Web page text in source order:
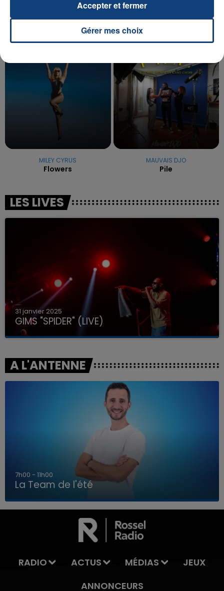
LA TEAM DE L'ÉTÉ
reconnu sa responsabilité et présenté ses
excuses.
TITRES DIFFUSÉS
MILEY CYRUS
Flowers
MAUVAIS DJO
Pile
LES LIVES
31 janvier 2025
GIMS "SPIDER" (LIVE)
A L'ANTENNE
7h00 - 11h00
La Team de l'été
RADIO ACTUS MÉDIAS
JEUX
ANNONCEURS
Gérer mes choix
Accepter et fermer